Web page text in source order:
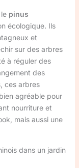
pinus
écologique. Ils
et
sur des arbres
à réguler des
des
ces arbres
agréable pour
nourriture et
mais aussi une
dans un jardin